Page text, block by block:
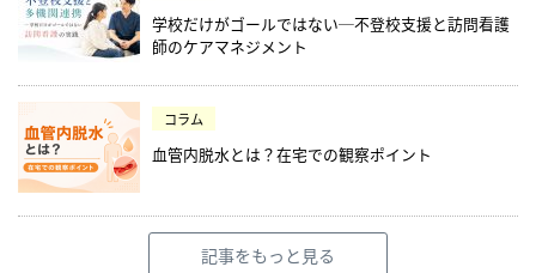
学校だけがゴールではない─不登校支援と訪問看護
師のケアマネジメント
コラム
血管内脱水とは？在宅での観察ポイント
記事をもっと見る